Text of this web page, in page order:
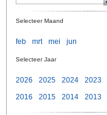
Selecteer Maand
feb mrt mei jun
Selecteer Jaar
2026 2025 2024 2023
2016
2015 2014 2013